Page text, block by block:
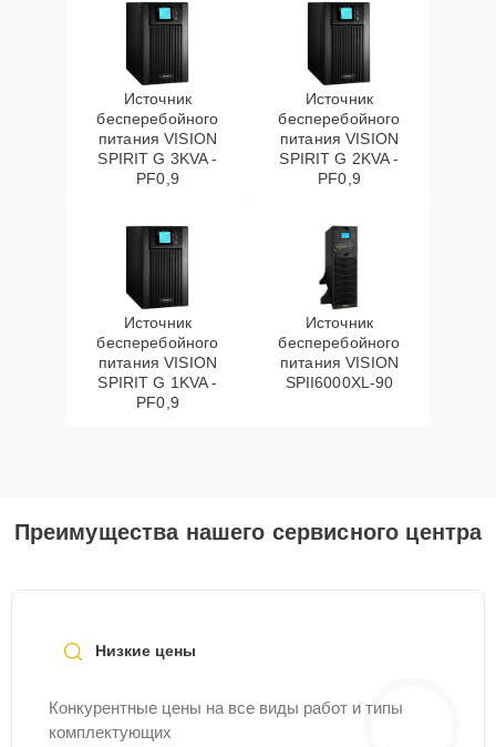
Источник
бесперебойного
питания VISION
SPIRIT G 3KVA -
PF0,9
Источник
бесперебойного
питания VISION
SPIRIT G 2KVA -
PF0,9
Источник
бесперебойного
питания VISION
SPIRIT G 1KVA -
PF0,9
Источник
бесперебойного
питания VISION
SPII6000XL-90
Преимущества нашего сервисного центра
Низкие цены
Конкурентные цены на все виды работ и типы
комплектующих